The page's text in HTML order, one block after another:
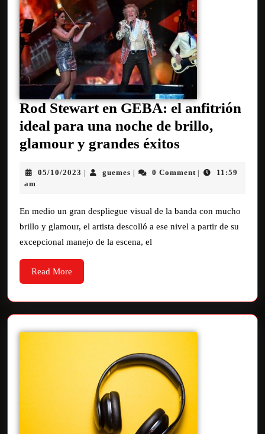
Rod Stewart en GEBA: el anfitrión
ideal para una noche de brillo,
glamour y grandes éxitos
05/10/2023 guemes 0 Comment
11:59
am
En medio un gran despliegue visual de la banda con mucho
brillo y glamour, el artista descolló a ese nivel a partir de su
excepcional manejo de la escena, el
Read More